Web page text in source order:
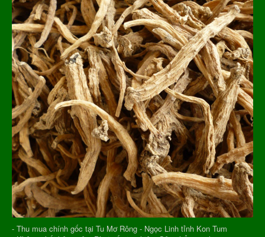
- Thu mua chính gốc tại Tu Mơ Rông - Ngọc Linh tỉnh Kon Tum